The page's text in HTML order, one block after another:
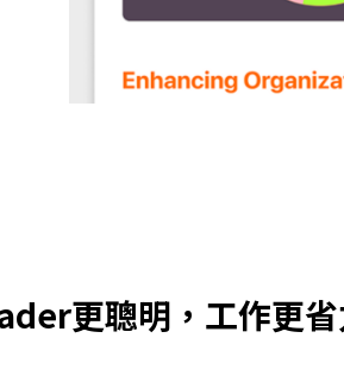
更聰明，工作更